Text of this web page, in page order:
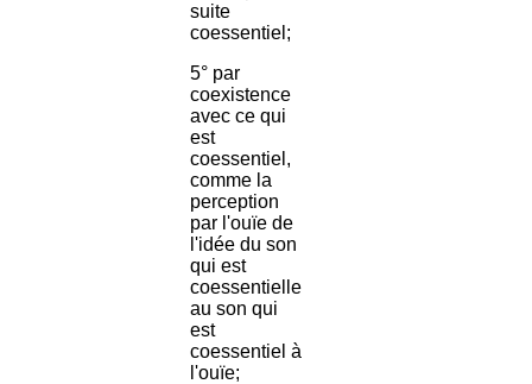
suite
coessentiel;
5° par
coexistence
avec ce qui
est
coessentiel,
comme la
perception
par l'ouïe de
l'idée du son
qui est
coessentielle
au son qui
est
coessentiel à
l'ouïe;